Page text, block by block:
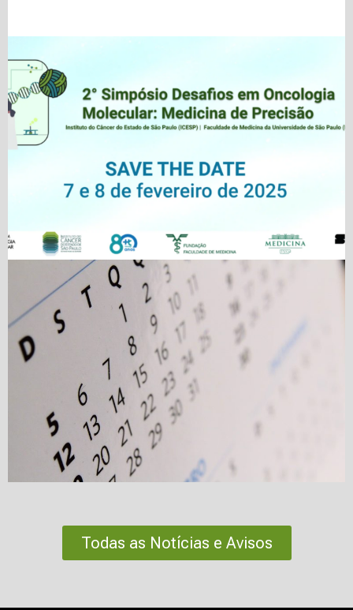
Todas as Notícias e Avisos